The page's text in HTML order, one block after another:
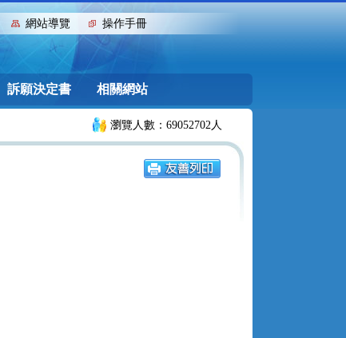
網站導覽 操作手冊
訴願決定書 相關網站
瀏覽人數：69052702人